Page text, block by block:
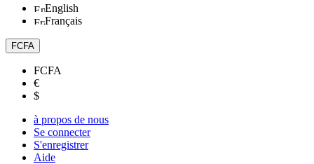
English
Français
FCFA
FCFA
€
$
à propos de nous
Se connecter
S'enregistrer
Aide